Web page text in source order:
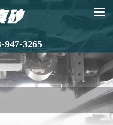
947-3265